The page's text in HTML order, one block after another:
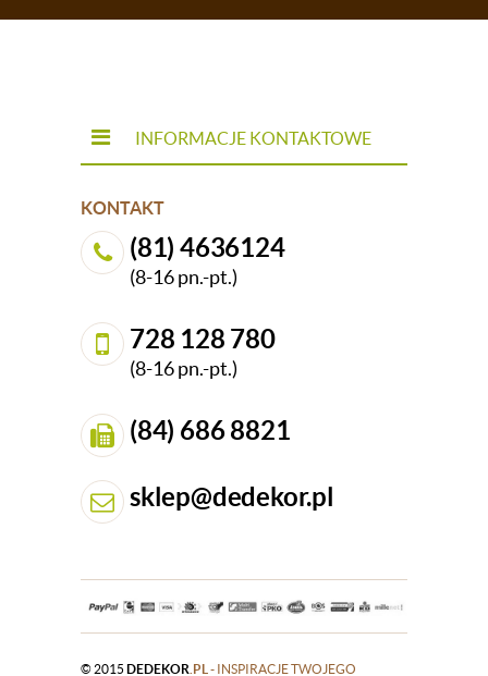
INFORMACJE KONTAKTOWE
KONTAKT
(81) 4636124
(8-16 pn.-pt.)
728 128 780
(8-16 pn.-pt.)
(84) 686 8821
sklep@dedekor.pl
© 2015 DEDEKOR .PL - INSPIRACJE TWOJEGO